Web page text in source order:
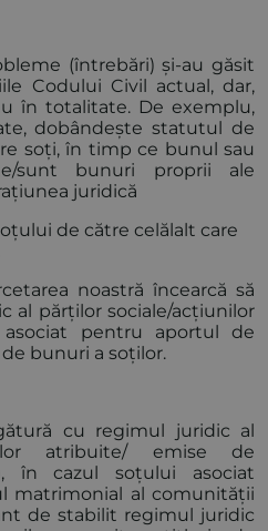
(întrebări) și-au găsit
Codului Civil actual, dar,
în totalitate. De exemplu,
dobândește statutul de
soți, în timp ce bunul sau
sunt bunuri proprii ale
juridică
de către celălalt care
noastră încearcă să
al părților sociale/acțiunilor
pentru aportul de
bunuri a soților.
cu regimul juridic al
atribuite/ emise de
în cazul soțului asociat
matrimonial al comunității
de stabilit regimul juridic